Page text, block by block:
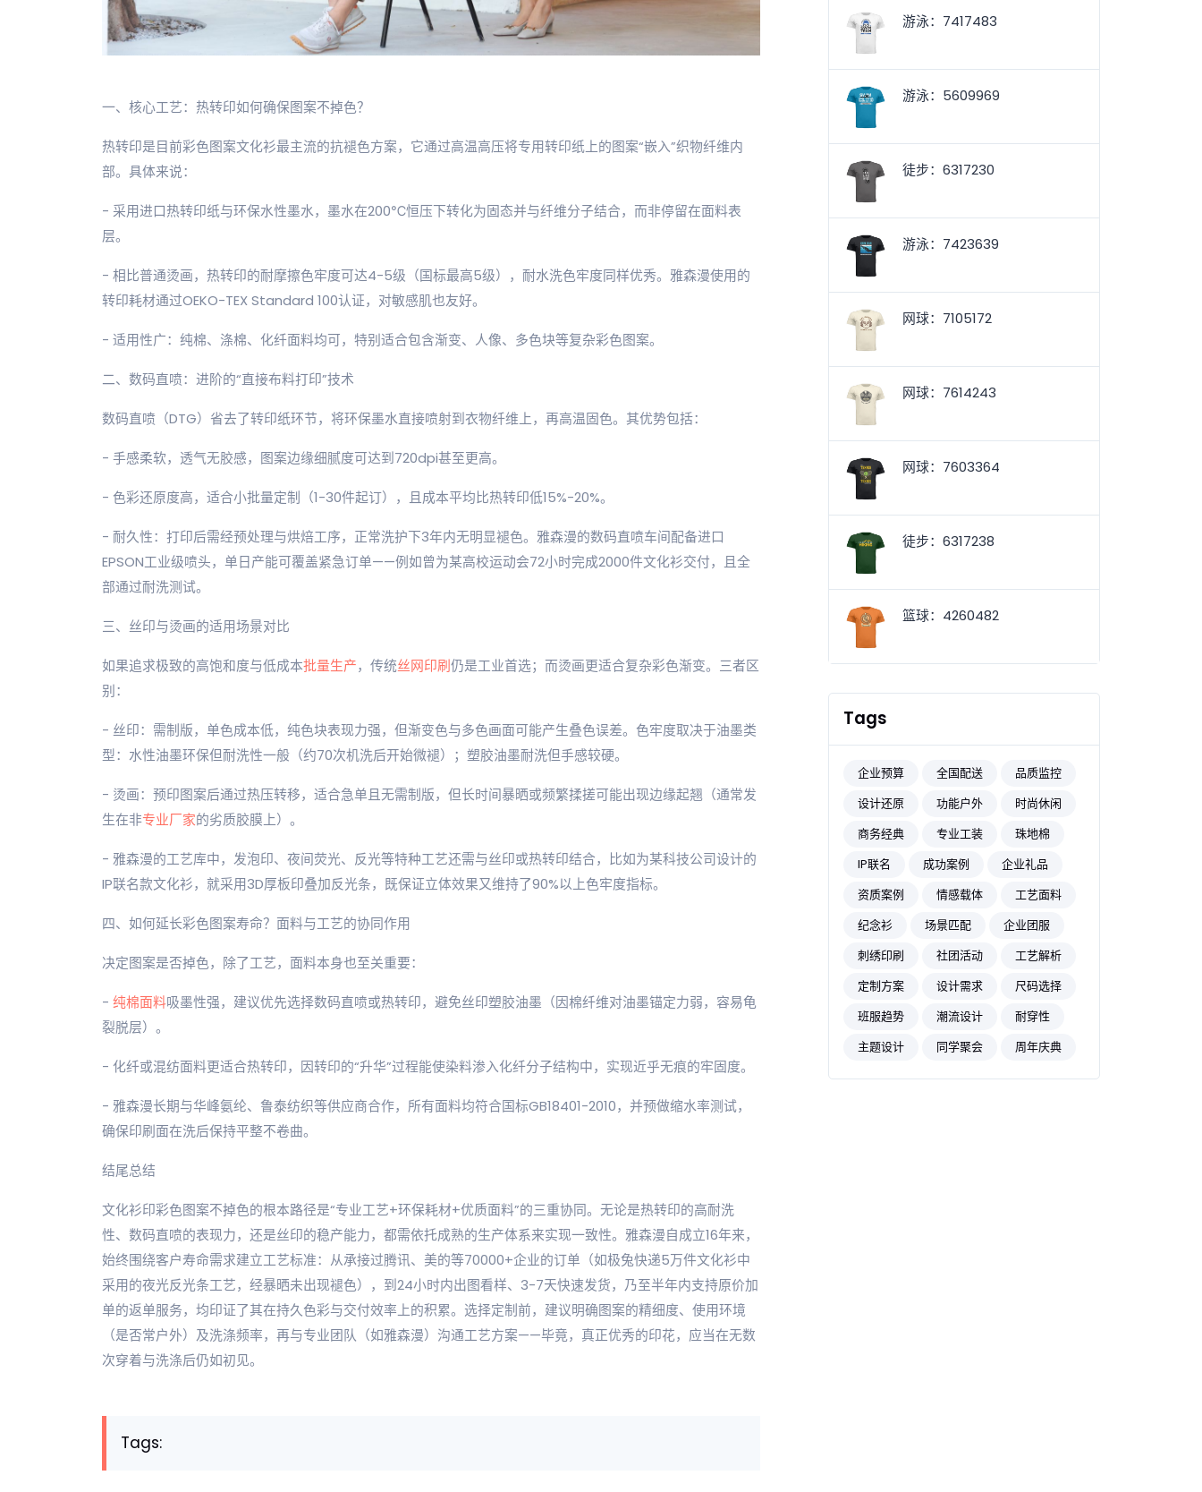
一、核心工艺：热转印如何确保图案不掉色？
热转印是目前彩色图案文化衫最主流的抗褪色方案，它通过高温高压将专用转印纸上的图案“嵌入”织物纤维内
部。具体来说：
- 采用进口热转印纸与环保水性墨水，墨水在200℃恒压下转化为固态并与纤维分子结合，而非停留在面料表
层。
- 相比普通烫画，热转印的耐摩擦色牢度可达4-5级（国标最高5级），耐水洗色牢度同样优秀。雅森漫使用的
转印耗材通过OEKO-TEX Standard 100认证，对敏感肌也友好。
- 适用性广：纯棉、涤棉、化纤面料均可，特别适合包含渐变、人像、多色块等复杂彩色图案。
二、数码直喷：进阶的“直接布料打印”技术
数码直喷（DTG）省去了转印纸环节，将环保墨水直接喷射到衣物纤维上，再高温固色。其优势包括：
- 手感柔软，透气无胶感，图案边缘细腻度可达到720dpi甚至更高。
- 色彩还原度高，适合小批量定制（1-30件起订），且成本平均比热转印低15%-20%。
- 耐久性：打印后需经预处理与烘焙工序，正常洗护下3年内无明显褪色。雅森漫的数码直喷车间配备进口
EPSON工业级喷头，单日产能可覆盖紧急订单——例如曾为某高校运动会72小时完成2000件文化衫交付，且全
部通过耐洗测试。
三、丝印与烫画的适用场景对比
如果追求极致的高饱和度与低成本批量生产，传统丝网印刷仍是工业首选；而烫画更适合复杂彩色渐变。三者区
别：
- 丝印：需制版，单色成本低，纯色块表现力强，但渐变色与多色画面可能产生叠色误差。色牢度取决于油墨类
型：水性油墨环保但耐洗性一般（约70次机洗后开始微褪）；塑胶油墨耐洗但手感较硬。
- 烫画：预印图案后通过热压转移，适合急单且无需制版，但长时间暴晒或频繁揉搓可能出现边缘起翘（通常发
生在非专业厂家的劣质胶膜上）。
- 雅森漫的工艺库中，发泡印、夜间荧光、反光等特种工艺还需与丝印或热转印结合，比如为某科技公司设计的
IP联名款文化衫，就采用3D厚板印叠加反光条，既保证立体效果又维持了90%以上色牢度指标。
四、如何延长彩色图案寿命？面料与工艺的协同作用
决定图案是否掉色，除了工艺，面料本身也至关重要：
- 纯棉面料吸墨性强，建议优先选择数码直喷或热转印，避免丝印塑胶油墨（因棉纤维对油墨锚定力弱，容易龟
裂脱层）。
- 化纤或混纺面料更适合热转印，因转印的“升华”过程能使染料渗入化纤分子结构中，实现近乎无痕的牢固度。
- 雅森漫长期与华峰氨纶、鲁泰纺织等供应商合作，所有面料均符合国标GB18401-2010，并预做缩水率测试，
确保印刷面在洗后保持平整不卷曲。
结尾总结
文化衫印彩色图案不掉色的根本路径是“专业工艺+环保耗材+优质面料”的三重协同。无论是热转印的高耐洗
性、数码直喷的表现力，还是丝印的稳产能力，都需依托成熟的生产体系来实现一致性。雅森漫自成立16年来，
始终围绕客户寿命需求建立工艺标准：从承接过腾讯、美的等70000+企业的订单（如极兔快递5万件文化衫中
采用的夜光反光条工艺，经暴晒未出现褪色），到24小时内出图看样、3-7天快速发货，乃至半年内支持原价加
单的返单服务，均印证了其在持久色彩与交付效率上的积累。选择定制前，建议明确图案的精细度、使用环境
（是否常户外）及洗涤频率，再与专业团队（如雅森漫）沟通工艺方案——毕竟，真正优秀的印花，应当在无数
次穿着与洗涤后仍如初见。
Tags:
游泳：7417483
游泳：5609969
徒步：6317230
游泳：7423639
网球：7105172
网球：7614243
网球：7603364
徒步：6317238
篮球：4260482
Tags
企业预算 全国配送
品质监控
设计还原
功能户外
时尚休闲
商务经典
专业工装
珠地棉
IP联名
成功案例
企业礼品
资质案例
情感载体
工艺面料
纪念衫
场景匹配
企业团服
刺绣印刷
社团活动
工艺解析
定制方案
设计需求
尺码选择
班服趋势
潮流设计
耐穿性
主题设计
同学聚会 周年庆典